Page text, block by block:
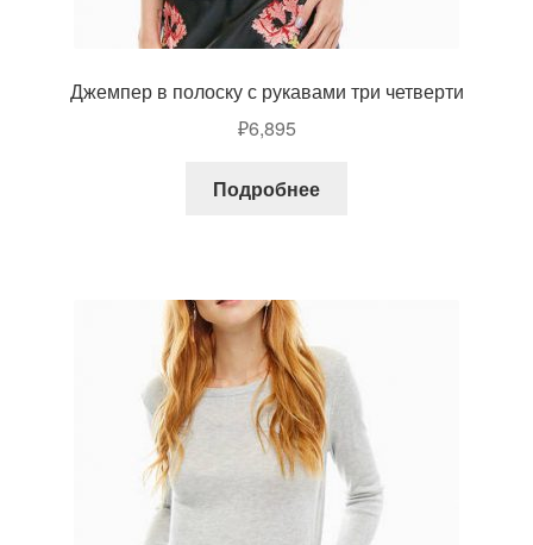
Джемпер в полоску с рукавами три четверти
₽6,895
Подробнее